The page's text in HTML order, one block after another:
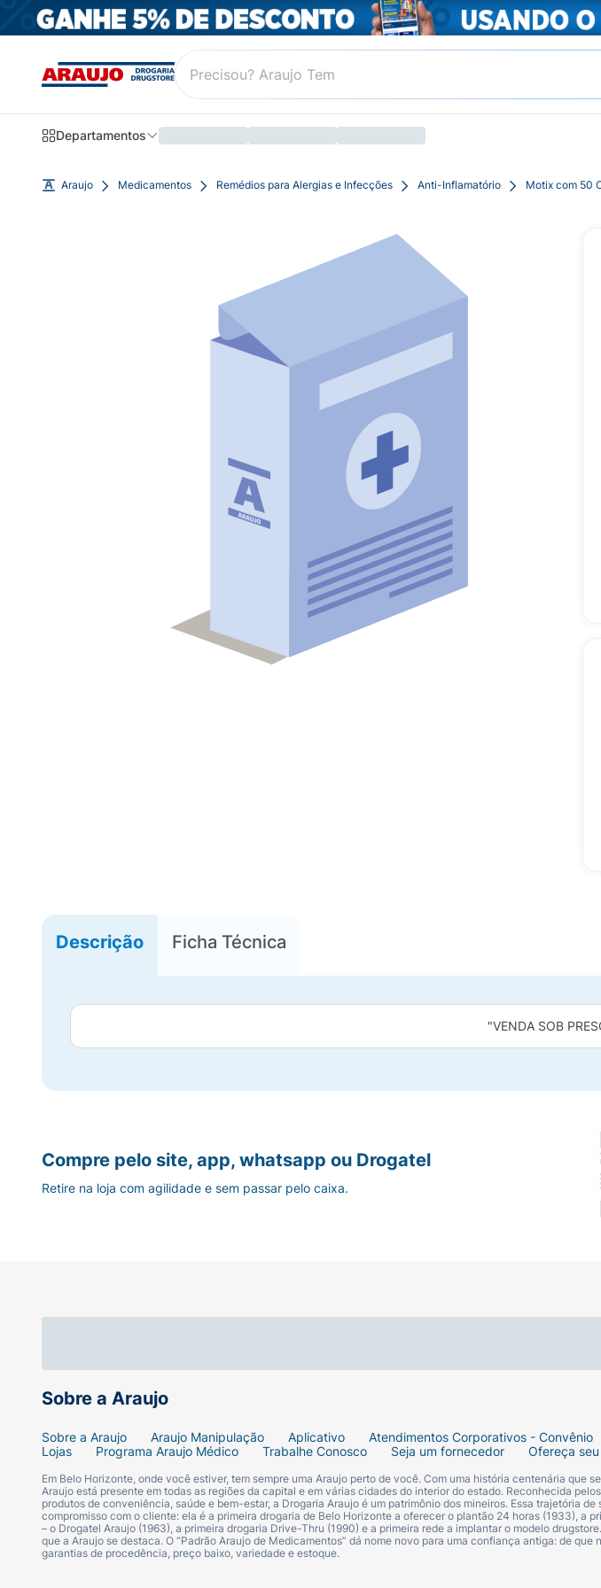
Departamentos
Araujo Medicamentos Remédios para Alergias e Infecções Anti-Inflamatório Motix com 50
Descrição Ficha Técnica
"VENDA SOB
Sobre a Araujo
Sobre a Araujo Araujo Manipulação Aplicativo Atendimentos Corporativos - Convênio
Lojas
Programa Araujo Médico Trabalhe Conosco Seja um fornecedor Ofereça
Em Belo Horizonte, onde você estiver, tem sempre uma Araujo perto de você. Com uma história centenária que
Araujo está presente em todas as regiões da capital e em várias cidades do interior do estado. Reconhecida
produtos de conveniência, saúde e bem-estar, a Drogaria Araujo é um patrimônio dos mineiros. Essa trajetória
compromisso com o cliente: ela é a primeira drogaria de Belo Horizonte a oferecer o plantão 24 horas (1933), a
– o Drogatel Araujo (1963), a primeira drogaria Drive-Thru (1990) e a primeira rede a implantar o modelo
que a Araujo se destaca. O “Padrão Araujo de Medicamentos” dá nome novo para uma confiança antiga: de
garantias de procedência, preço baixo, variedade e estoque.
Compre pelo site, app, whatsapp ou Drogatel
Retire na loja com agilidade e sem passar pelo caixa.